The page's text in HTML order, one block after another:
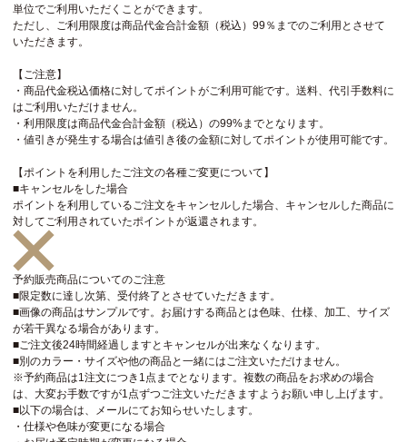
単位でご利用いただくことができます。
ただし、ご利用限度は商品代金合計金額（税込）99％までのご利用とさせて
いただきます。
【ご注意】
・商品代金税込価格に対してポイントがご利用可能です。送料、代引手数料に
はご利用いただけません。
・利用限度は商品代金合計金額（税込）の99%までとなります。
・値引きが発生する場合は値引き後の金額に対してポイントが使用可能です。
【ポイントを利用したご注文の各種ご変更について】
■キャンセルをした場合
ポイントを利用しているご注文をキャンセルした場合、キャンセルした商品に
対してご利用されていたポイントが返還されます。
予約販売商品についてのご注意
■限定数に達し次第、受付終了とさせていただきます。
■画像の商品はサンプルです。お届けする商品とは色味、仕様、加工、サイズ
が若干異なる場合があります。
■ご注文後24時間経過しますとキャンセルが出来なくなります。
■別のカラー・サイズや他の商品と一緒にはご注文いただけません。
※予約商品は1注文につき1点までとなります。複数の商品をお求めの場合
は、大変お手数ですが1点ずつご注文いただきますようお願い申し上げます。
■以下の場合は、メールにてお知らせいたします。
・仕様や色味が変更になる場合